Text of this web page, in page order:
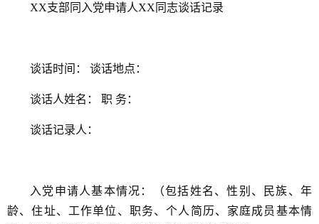
XX支部同入党申请人XX同志谈话记录
谈话时间： 谈话地点：
谈话人姓名： 职 务：
谈话记录人：
入党申请人基本情况：（包括姓名、性别、民族、年
龄、住址、工作单位、职务、个人简历、家庭成员基本情